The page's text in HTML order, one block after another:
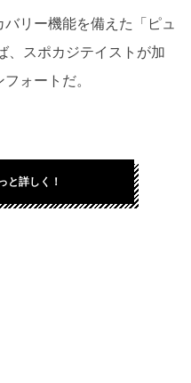
リー機能を備えた「ピュ
、スポカジテイストが加
ォートだ。
と詳しく！